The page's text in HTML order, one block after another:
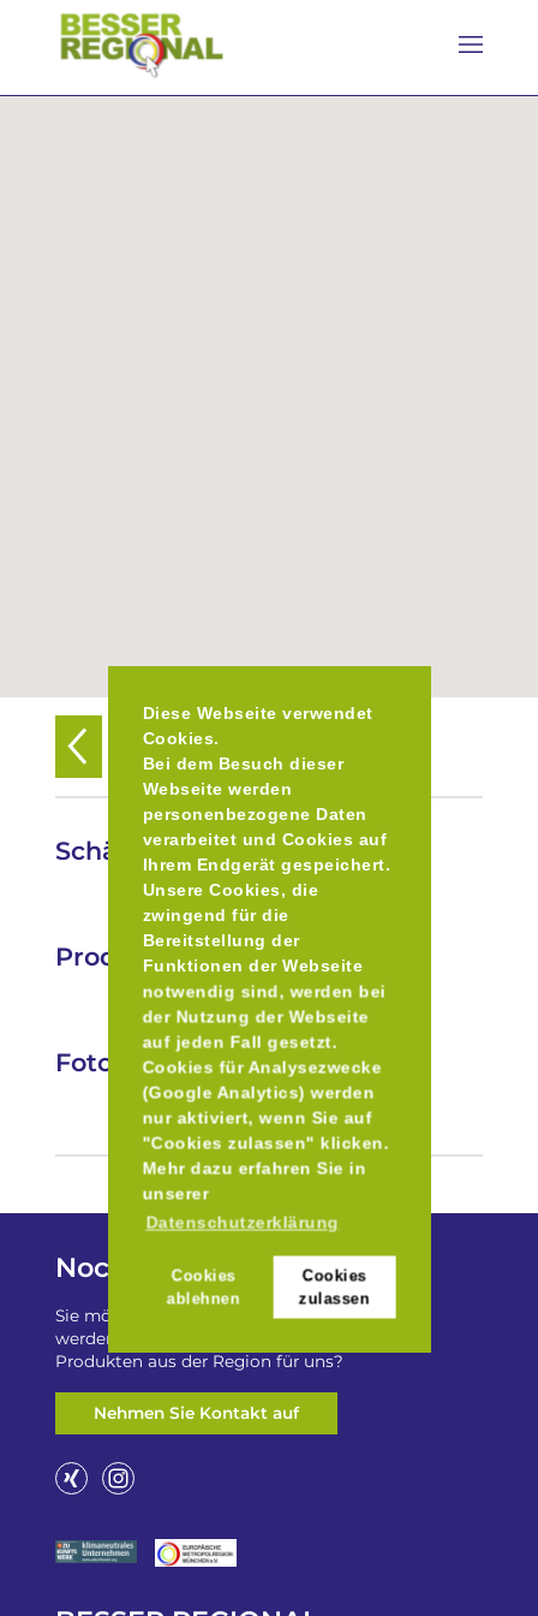
Diese Webseite verwendet
Cookies.
Bei dem Besuch dieser
Webseite werden
personenbezogene Daten
verarbeitet und Cookies auf
Ihrem Endgerät gespeichert.
Unsere Cookies, die
zwingend für die
Bereitstellung der
Funktionen der Webseite
notwendig sind, werden bei
der Nutzung der Webseite
auf jeden Fall gesetzt.
Cookies für Analysezwecke
(Google Analytics) werden
nur aktiviert, wenn Sie auf
"Cookies zulassen" klicken.
Mehr dazu erfahren Sie in
unserer
Datenschutzerklärung
Cookies
ablehnen
Cookies
zulassen
Zurück zur Übersicht
Schäferei Ludwigshöhe
Produkte
Fotos
Noch Fragen?
Sie möchten auf „Besser Regional“ gelistet
werden? Oder haben Sie einen Freizeittip zu
Produkten aus der Region für uns?
Nehmen Sie Kontakt auf